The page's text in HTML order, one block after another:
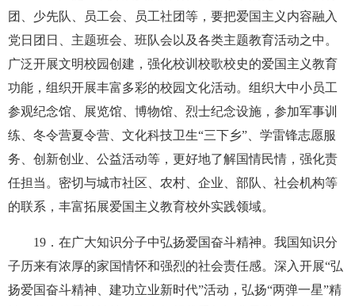
团、少先队、员工会、员工社团等，要把爱国主义内容融入
党日团日、主题班会、班队会以及各类主题教育活动之中。
广泛开展文明校园创建，强化校训校歌校史的爱国主义教育
功能，组织开展丰富多彩的校园文化活动。组织大中小员工
参观纪念馆、展览馆、博物馆、烈士纪念设施，参加军事训
练、冬令营夏令营、文化科技卫生“三下乡”、学雷锋志愿服
务、创新创业、公益活动等，更好地了解国情民情，强化责
任担当。密切与城市社区、农村、企业、部队、社会机构等
的联系，丰富拓展爱国主义教育校外实践领域。
19 ．在广大知识分子中弘扬爱国奋斗精神。我国知识分
子历来有浓厚的家国情怀和强烈的社会责任感。深入开展“弘
扬爱国奋斗精神、建功立业新时代”活动，弘扬“两弹一星”精